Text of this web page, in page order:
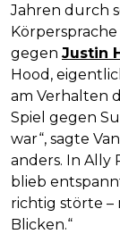
Jahren durch
gegen Justin
Hood,
am Verhalten
Spiel gegen
war“, sagte
anders. In Ally
blieb
richtig störte –
Blicken.“